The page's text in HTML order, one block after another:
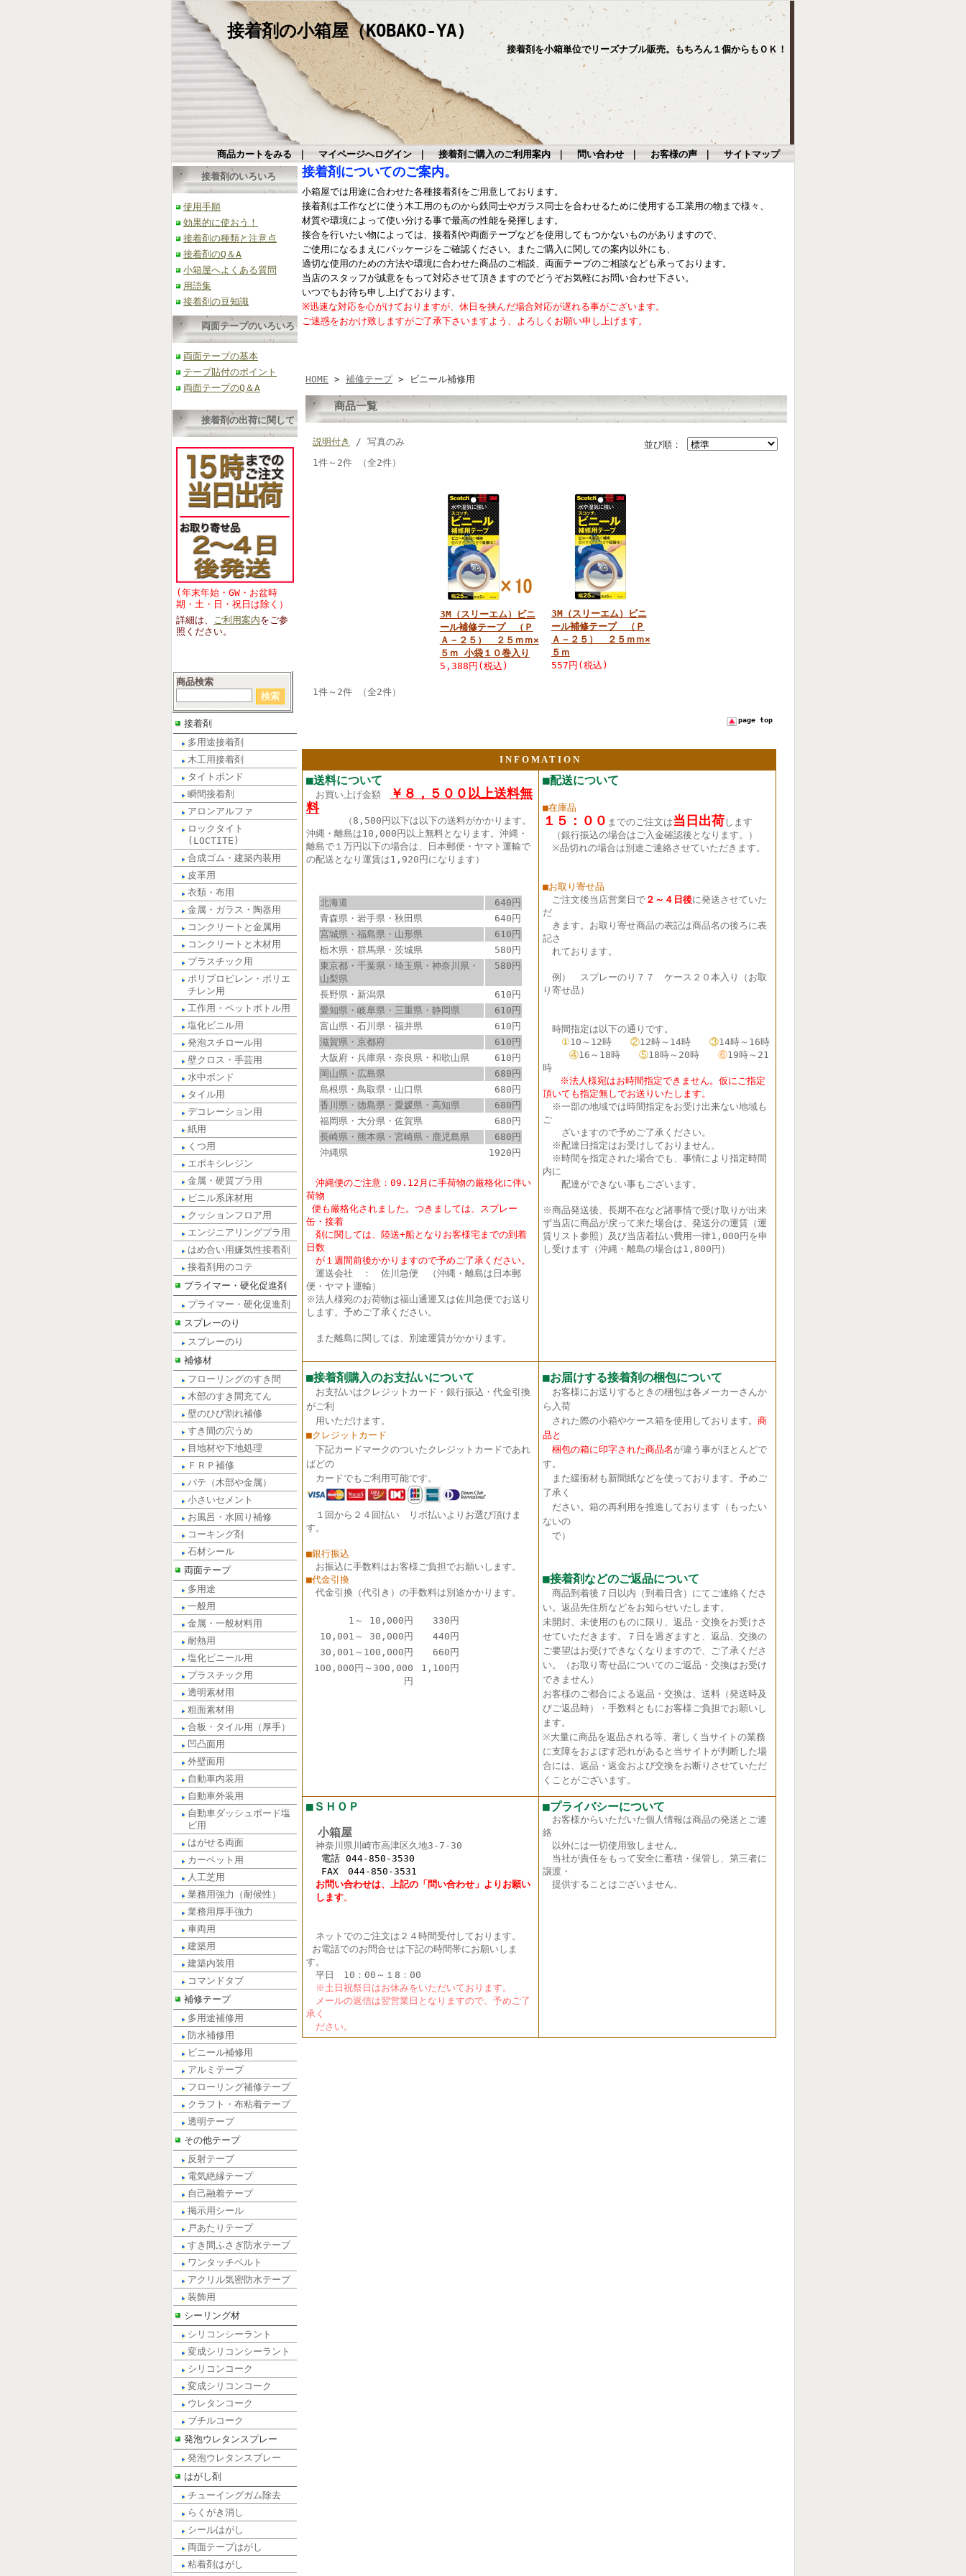
接着剤の小箱屋（KOBAKO-YA)
接着剤を小箱単位でリーズナブル販売。もちろん１個からもＯＫ！
商品カートをみる｜ マイページへログイン｜ 接着剤ご購入のご利用案内｜ 問い合わせ｜ お客様の声｜ サイトマップ
接着剤のいろいろ
使用手順
効果的に使おう！
接着剤の種類と注意点
接着剤のQ＆A
小箱屋へよくある質問
用語集
接着剤の豆知識
両面テープのいろいろ
両面テープの基本
テープ貼付のポイント
両面テープのQ＆A
接着剤の出荷に関して
(年末年始・GW・お盆時
期・土・日・祝日は除く）
詳細は、 ご利用案内をご参
照くださ い。
商品検索
接着剤
多用途接着剤
木工用接着剤
タイトボンド
瞬間接着剤
アロンアルファ
ロックタイト
(LOCTITE)
合成ゴム・建築内装用
皮革用
衣類・布用
金属・ガラス・陶器用
コンクリートと金属用
コンクリートと木材用
プラスチック用
ポリプロピレン・ポリエ
チレン用
工作用・ペットボトル用
塩化ビニル用
発泡スチロール用
壁クロス・手芸用
水中ボンド
タイル用
デコレーション用
紙用
くつ用
エポキシレジン
金属・硬質プラ用
ビニル系床材用
クッションフロア用
エンジニアリングプラ用
はめ合い用嫌気性接着剤
接着剤用のコテ
プライマー・硬化促進剤
プライマー・硬化促進剤
スプレーのり
スプレーのり
補修材
フローリングのすき間
木部のすき間充てん
壁のひび割れ補修
すき間の穴うめ
目地材や下地処理
ＦＲＰ補修
パテ（木部や金属）
小さいセメント
お風呂・水回り補修
コーキング剤
石材シール
両面テープ
多用途
一般用
金属・一般材料用
耐熱用
塩化ビニール用
プラスチック用
透明素材用
粗面素材用
合板・タイル用（厚手）
凹凸面用
外壁面用
自動車内装用
自動車外装用
自動車ダッシュボード塩
ビ用
はがせる両面
カーペット用
人工芝用
業務用強力（耐候性）
業務用厚手強力
車両用
建築用
建築内装用
コマンドタブ
補修テープ
多用途補修用
防水補修用
ビニール補修用
アルミテープ
フローリング補修テープ
クラフト・布粘着テープ
透明テープ
その他テープ
反射テープ
電気絶縁テープ
自己融着テープ
掲示用シール
戸あたりテープ
すき間ふさぎ防水テープ
ワンタッチベルト
アクリル気密防水テープ
装飾用
シーリング材
シリコンシーラント
変成シリコンシーラント
シリコンコーク
変成シリコンコーク
ウレタンコーク
ブチルコーク
発泡ウレタンスプレー
発泡ウレタンスプレー
はがし剤
チューイングガム除去
らくがき消し
シールはがし
両面テープはがし
粘着剤はがし
接着剤についてのご案内。
小箱屋では用途に合わせた各種接着剤をご用意しております。
接着剤は工作などに使う木工用のものから鉄同士やガラス同士を合わせるために使用する工業用の物まで様々、
材質や環境によって使い分ける事で最高の性能を発揮します。
接合を行いたい物によっては、接着剤や両面テープなどを使用してもつかないものがありますので、
ご使用になるまえにパッケージをご確認ください。またご購入に関しての案内以外にも、
適切な使用のための方法や環境に合わせた商品のご相談、両面テープのご相談なども承っております。
当店のスタッフが誠意をもって対応させて頂きますのでどうぞお気軽にお問い合わせ下さい。
いつでもお待ち申し上げております。
※迅速な対応を心がけておりますが、休日を挟んだ場合対応が遅れる事がございます。
ご迷惑をおかけ致しますがご了承下さいますよう、よろしくお願い申し上げます。
HOME > 補修テープ> ビニール補修用
商品一覧
並び順：
説明付き
/ 写真のみ
1件～2件 （全2件）
3M（スリーエム）ビニ
ール補修テープ （Ｐ
Ａ－２５） ２５ｍｍ×
５ｍ 小袋１０巻入り
5,388円(税込)
3M（スリーエム）ビニ
ール補修テープ （Ｐ
Ａ－２５） ２５ｍｍ×
５ｍ
557円(税込)
1件～2件 （全2件）
page top
I N F O M A T I O N
■送料について
お買い上げ金額
￥８，５００以上送料無
料
（8,500円以下は以下の送料がかかります。
沖縄・離島は10,000円以上無料となります。沖縄・
離島で１万円以下の場合は、日本郵便・ヤマト運輸で
の配送となり運賃は1,920円になります）
北海道
640円
青森県・岩手県・秋田県
640円
宮城県・福島県・山形県
610円
栃木県・群馬県・茨城県
580円
東京都・千葉県・埼玉県・神奈川県・
山梨県
580円
長野県・新潟県
610円
愛知県・岐阜県・三重県・静岡県
610円
富山県・石川県・福井県
610円
滋賀県・京都府
610円
大阪府・兵庫県・奈良県・和歌山県
610円
岡山県・広島県
680円
島根県・鳥取県・山口県
680円
香川県・徳島県・愛媛県・高知県
680円
福岡県・大分県・佐賀県
680円
長崎県・熊本県・宮崎県・鹿児島県
680円
沖縄県
1920円
沖縄便のご注意：09.12月に手荷物の厳格化に伴い
荷物
便も厳格化されました。つきましては、スプレー
缶・接着
剤に関しては、陸送+船となりお客様宅までの到着
日数
が１週間前後かかりますので予めご了承ください。
運送会社 ： 佐川急便 （沖縄・離島は日本郵
便・ヤマト運輸）
※法人様宛のお荷物は福山通運又は佐川急便でお送り
します。予めご了承ください。
また離島に関しては、別途運賃がかかります。
■配送について
■在庫品
１５：００ までのご注文は当日出荷 します
（銀行振込の場合はご入金確認後となります。）
※品切れの場合は別途ご連絡させていただきます。
■お取り寄せ品
ご注文後当店営業日で ２～４日後に発送させていた
だ
きます。お取り寄せ商品の表記は商品名の後ろに表
記さ
れております。
例） スプレーのり７７ ケース２０本入り（お取
り寄せ品）
時間指定は以下の通りです。
①10～12時 ②12時～14時 ③14時～16時
④16～18時 ⑤18時～20時 ⑥19時～21
時
※法人様宛はお時間指定できません。仮にご指定
頂いても指定無しでお送りいたします。
※一部の地域では時間指定をお受け出来ない地域も
ご
ざいますので予めご了承ください。
※配達日指定はお受けしておりません。
※時間を指定された場合でも、事情により指定時間
内に
配達ができない事もございます。
※商品発送後、長期不在など諸事情で受け取りが出来
ず当店に商品が戻って来た場合は、発送分の運賃（運
賃リスト参照）及び当店着払い費用一律1,000円を申
し受けます（沖縄・離島の場合は1,800円）
■接着剤購入のお支払いについて
お支払いはクレジットカード・銀行振込・代金引換
がご利
用いただけます。
■クレジットカード
下記カードマークのついたクレジットカードであれ
ばどの
カードでもご利用可能です。
１回から２４回払い リボ払いよりお選び頂けま
す。
■銀行振込
お振込に手数料はお客様ご負担でお願いします。
■代金引換
代金引換（代引き）の手数料は別途かかります。
1～ 10,000円
330円
10,001～ 30,000円
440円
30,001～100,000円
660円
100,000円～300,000
円
1,100円
■お届けする接着剤の梱包について
お客様にお送りするときの梱包は各メーカーさんか
ら入荷
された際の小箱やケース箱を使用しております。 商
品と
梱包の箱に印字された商品名 が違う事がほとんどで
す。
また緩衝材も新聞紙などを使っております。予めご
了承く
ださい。箱の再利用を推進しております（もったい
ないの
で）
■接着剤などのご返品について
商品到着後７日以内（到着日含）にてご連絡くださ
い。返品先住所などをお知らせいたします。
未開封、未使用のものに限り、返品・交換をお受けさ
せていただきます。７日を過ぎますと、返品、交換の
ご要望はお受けできなくなりますので、ご了承くださ
い。（お取り寄せ品についてのご返品・交換はお受け
できません）
お客様のご都合による返品・交換は、送料（発送時及
びご返品時）・手数料ともにお客様ご負担でお願いし
ます。
※大量に商品を返品される等、著しく当サイトの業務
に支障をおよぼす恐れがあると当サイトが判断した場
合には、返品・返金および交換をお断りさせていただ
くことがございます。
■ＳＨＯＰ
小箱屋
神奈川県川崎市高津区久地3-7-30
電話 044-850-3530
FAX 044-850-3531
お問い合わせは、上記の「問い合わせ」よりお願い
し ます。
ネットでのご注文は２４時間受付しております。
お電話でのお問合せは下記の時間帯にお願いしま
す。
平日 10：00～１8：00
※土日祝祭日はお休みをいただいております。
メールの返信は翌営業日となりますので、予めご了
承く
ださい。
■プライバシーについて
お客様からいただいた個人情報は商品の発送とご連
絡
以外には一切使用致しません。
当社が責任をもって安全に蓄積・保管し、第三者に
譲渡・
提供することはございません。